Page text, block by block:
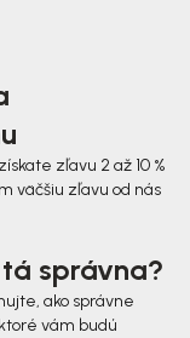
zľavu 2 až 10 %
väčšiu zľavu od nás
správna?
ako správne
vám budú